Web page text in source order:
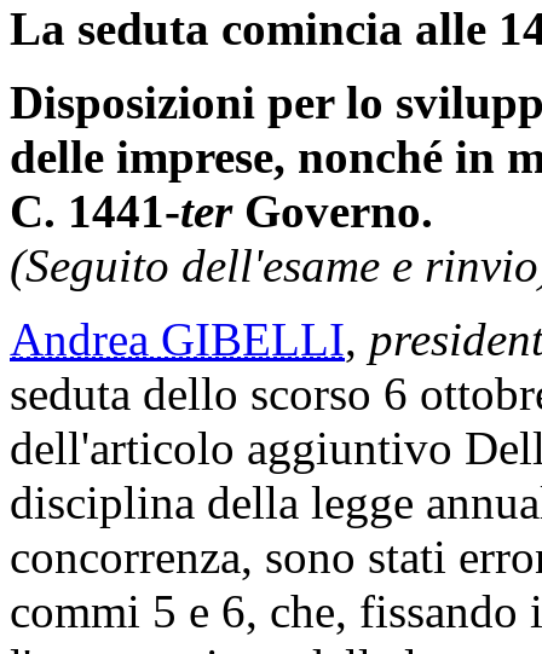
La seduta comincia alle
Disposizioni per lo
delle imprese, nonché in
C. 1441-terGoverno.
(Seguito dell'esame e
Andrea GIBELLI,
seduta dello scorso 6
dell'articolo aggiuntivo
disciplina della legge
concorrenza, sono stati
commi 5 e 6, che,